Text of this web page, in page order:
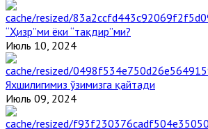
“Ҳизр”ми ёки “тақдир”ми?
Июль 10, 2024
Яхшилигимиз ўзимизга қайтади
Июль 09, 2024